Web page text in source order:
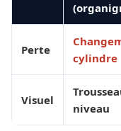
Perte
cylindre
Visuel
niveau